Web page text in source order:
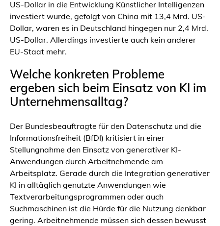
US-Dollar in die Entwicklung Künstlicher Intelligenzen
investiert wurde, gefolgt von China mit 13,4 Mrd. US-
Dollar, waren es in Deutschland hingegen nur 2,4 Mrd.
US-Dollar. Allerdings investierte auch kein anderer
EU-Staat mehr.
Welche konkreten Probleme
ergeben sich beim Einsatz von KI im
Unternehmensalltag?
Der Bundesbeauftragte für den Datenschutz und die
Informationsfreiheit (BfDI) kritisiert in einer
Stellungnahme den Einsatz von generativer KI-
Anwendungen durch Arbeitnehmende am
Arbeitsplatz. Gerade durch die Integration generativer
KI in alltäglich genutzte Anwendungen wie
Textverarbeitungsprogrammen oder auch
Suchmaschinen ist die Hürde für die Nutzung denkbar
gering. Arbeitnehmende müssen sich dessen bewusst